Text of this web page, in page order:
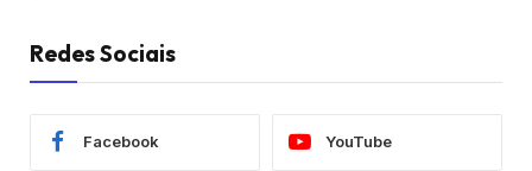
Redes Sociais
Facebook YouTube